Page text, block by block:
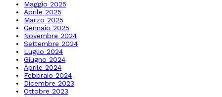
Maggio 2025
Aprile 2025
Marzo 2025
Gennaio 2025
Novembre 2024
Settembre 2024
Luglio 2024
Giugno 2024
Aprile 2024
Febbraio 2024
Dicembre 2023
Ottobre 2023